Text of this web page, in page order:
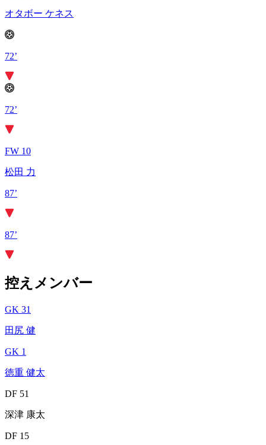
オタボー ケネス
72’
72’
FW 10
松田 力
87’
87’
控えメンバー
GK 31
田尻 健
GK 1
徳重 健太
DF 51
深津 康太
DF 15